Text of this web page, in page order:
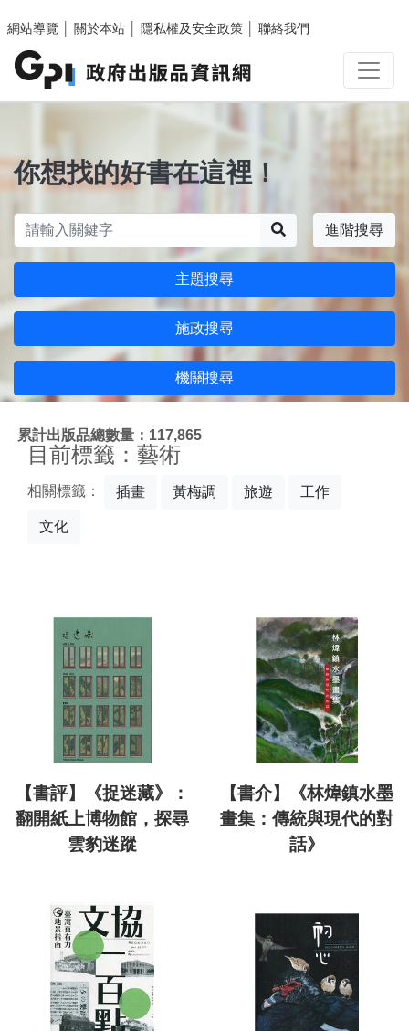
網站導覽
關於本站 隱私權及安全政策 聯絡我們
你想找的好書在這裡！
進階搜尋
主題搜尋
施政搜尋
機關搜尋
累計出版品總數量：117,865
目前標籤：藝術
相關標籤： 插畫 黃梅調 旅遊 工作
文化
【書評】《捉迷藏》：
翻開紙上博物館，探尋
雲豹迷蹤
【書介】《林煒鎮水墨
畫集：傳統與現代的對
話》